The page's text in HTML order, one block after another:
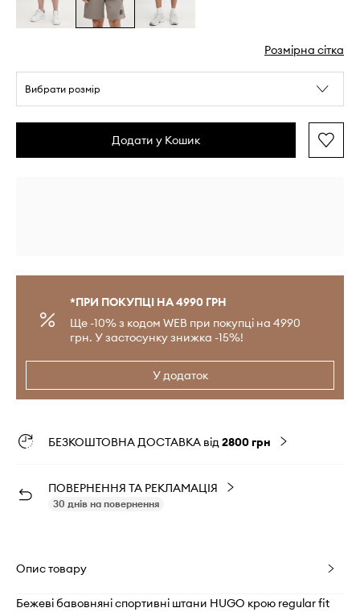
Розмірна сітка
Вибрати розмір
Додати у Кошик
*ПРИ ПОКУПЦІ НА 4990 ГРН
Ще -10% з кодом WEB при покупці на 4990
грн. У застосунку знижка -15%!
У додаток
БЕЗКОШТОВНА ДОСТАВКА від2800 грн
ПОВЕРНЕННЯ ТА РЕКЛАМАЦІЯ
30 днів на повернення
Опис товару
Бежеві бавовняні спортивні штани HUGO крою regular fit